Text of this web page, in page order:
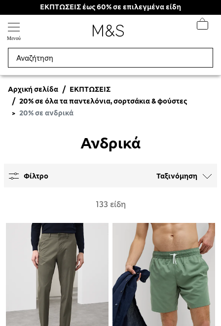
ΕΚΠΤΩΣΕΙΣ έως 60% σε επιλεγμένα είδη
Μενού
Αρχική σελίδα
ΕΚΠΤΩΣΕΙΣ
20% σε όλα τα παντελόνια, σορτσάκια & φούστες
20% σε ανδρικά
Ανδρικά
Φίλτρο Ταξινόμηση
133 είδη